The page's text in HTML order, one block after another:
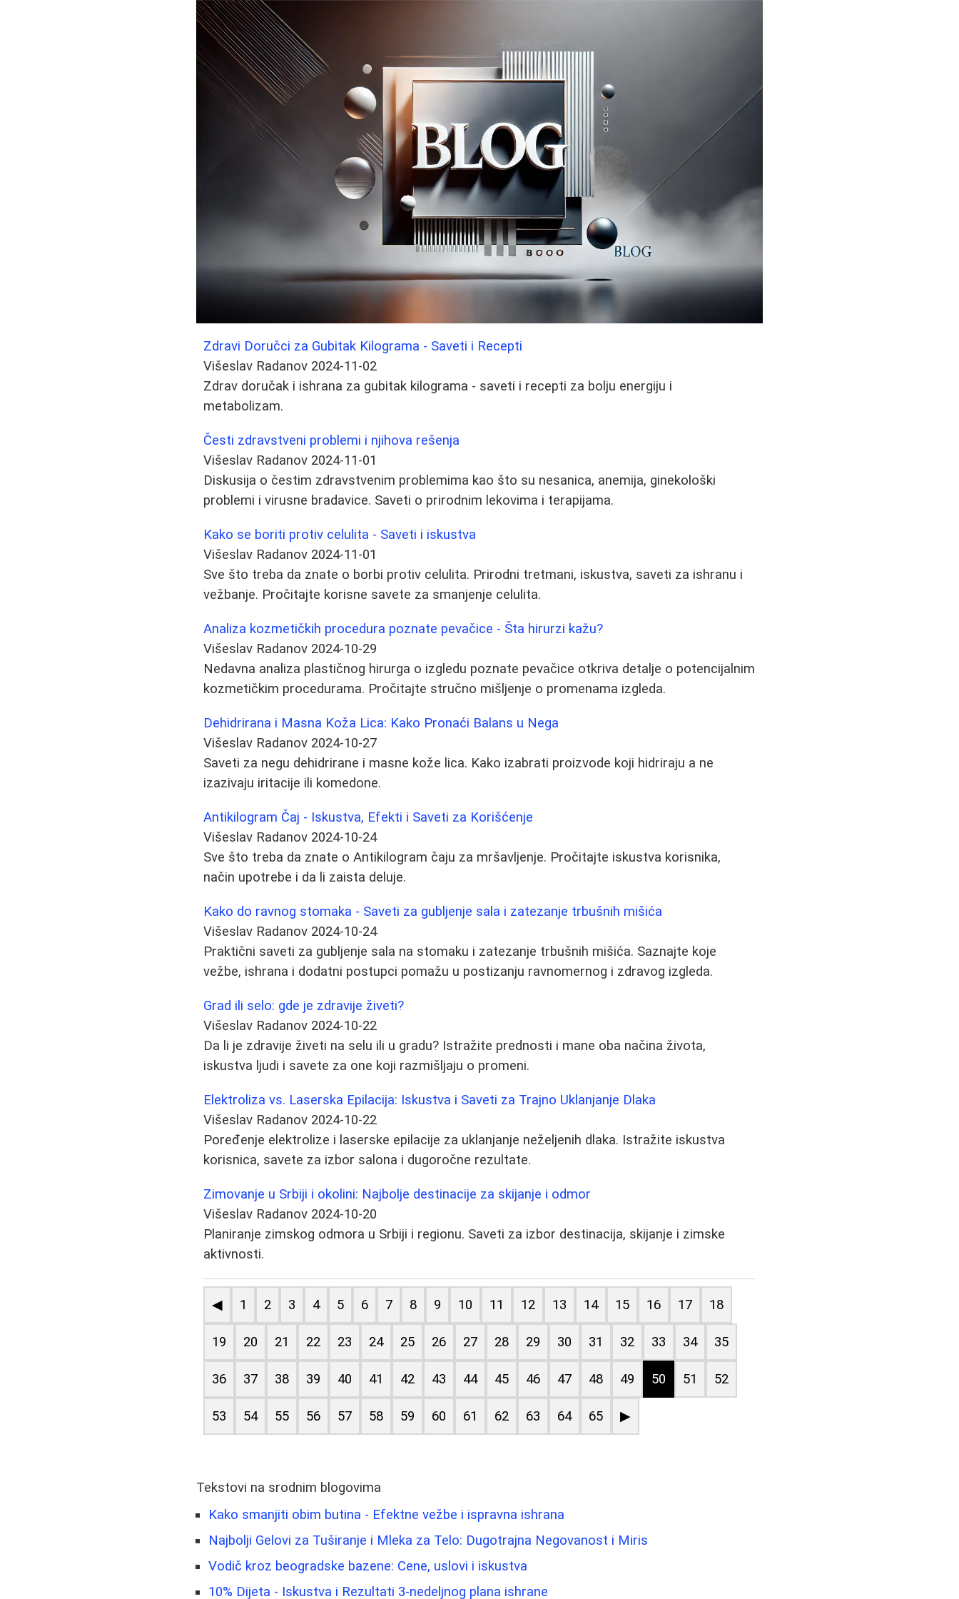
Zdravi Doručci za Gubitak Kilograma - Saveti i Recepti
Višeslav Radanov 2024-11-02
Zdrav doručak i ishrana za gubitak kilograma - saveti i recepti za bolju energiju i
metabolizam.
Česti zdravstveni problemi i njihova rešenja
Višeslav Radanov 2024-11-01
Diskusija o čestim zdravstvenim problemima kao što su nesanica, anemija, ginekološki
problemi i virusne bradavice. Saveti o prirodnim lekovima i terapijama.
Kako se boriti protiv celulita - Saveti i iskustva
Višeslav Radanov 2024-11-01
Sve što treba da znate o borbi protiv celulita. Prirodni tretmani, iskustva, saveti za ishranu i
vežbanje. Pročitajte korisne savete za smanjenje celulita.
Analiza kozmetičkih procedura poznate pevačice - Šta hirurzi kažu?
Višeslav Radanov 2024-10-29
Nedavna analiza plastičnog hirurga o izgledu poznate pevačice otkriva detalje o potencijalnim
kozmetičkim procedurama. Pročitajte stručno mišljenje o promenama izgleda.
Dehidrirana i Masna Koža Lica: Kako Pronaći Balans u Nega
Višeslav Radanov 2024-10-27
Saveti za negu dehidrirane i masne kože lica. Kako izabrati proizvode koji hidriraju a ne
izazivaju iritacije ili komedone.
Antikilogram Čaj - Iskustva, Efekti i Saveti za Korišćenje
Višeslav Radanov 2024-10-24
Sve što treba da znate o Antikilogram čaju za mršavljenje. Pročitajte iskustva korisnika,
način upotrebe i da li zaista deluje.
Kako do ravnog stomaka - Saveti za gubljenje sala i zatezanje trbušnih mišića
Višeslav Radanov 2024-10-24
Praktični saveti za gubljenje sala na stomaku i zatezanje trbušnih mišića. Saznajte koje
vežbe, ishrana i dodatni postupci pomažu u postizanju ravnomernog i zdravog izgleda.
Grad ili selo: gde je zdravije živeti?
Višeslav Radanov 2024-10-22
Da li je zdravije živeti na selu ili u gradu? Istražite prednosti i mane oba načina života,
iskustva ljudi i savete za one koji razmišljaju o promeni.
Elektroliza vs. Laserska Epilacija: Iskustva i Saveti za Trajno Uklanjanje Dlaka
Višeslav Radanov 2024-10-22
Poređenje elektrolize i laserske epilacije za uklanjanje neželjenih dlaka. Istražite iskustva
korisnica, savete za izbor salona i dugoročne rezultate.
Zimovanje u Srbiji i okolini: Najbolje destinacije za skijanje i odmor
Višeslav Radanov 2024-10-20
Planiranje zimskog odmora u Srbiji i regionu. Saveti za izbor destinacija, skijanje i zimske
aktivnosti.
◀ 1 2 3 4 5 6 7 8 9 10 11 12 13 14 15 16 17 18
19 20 21 22 23 24 25 26 27 28 29 30 31 32 33 34 35
36 37 38 39 40 41 42 43 44 45 46 47 48 49 50 51 52
53 54 55 56 57 58 59 60 61 62 63 64 65 ▶
Tekstovi na srodnim blogovima
Kako smanjiti obim butina - Efektne vežbe i ispravna ishrana
Najbolji Gelovi za Tuširanje i Mleka za Telo: Dugotrajna Negovanost i Miris
Vodič kroz beogradske bazene: Cene, uslovi i iskustva
10% Dijeta - Iskustva i Rezultati 3-nedeljnog plana ishrane